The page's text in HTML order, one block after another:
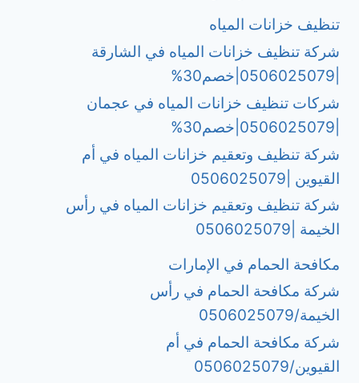
تنظيف خزانات المياه
شركة تنظيف خزانات المياه في الشارقة
شركات تنظيف خزانات المياه في عجمان
شركة تنظيف وتعقيم خزانات المياه في أم
القيوين |0506025079
شركة تنظيف وتعقيم خزانات المياه في رأس
الخيمة |0506025079
مكافحة الحمام في الإمارات
شركة مكافحة الحمام في رأس
الخيمة/0506025079
شركة مكافحة الحمام في أم
القيوين/0506025079